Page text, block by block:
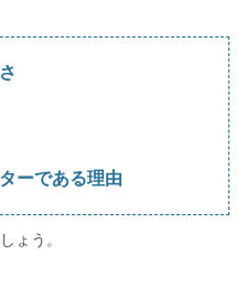
ーである理由
ょう。